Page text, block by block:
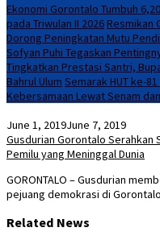
Ekonomi Gorontalo Tumbuh
pada Triwulan II 2026Resmikan
Dorong Peningkatan Mutu
Sofyan Puhi Tegaskan
Tingkatkan Prestasi Santri,
Bahrul Ulum Semarak HUT ke-
Kebersamaan Lewat Senam
June 1, 2019June 7, 2019
Gusdurian Gorontalo Serahkan
Pemilu yang Meninggal Dunia
GORONTALO – Gusdurian
pejuang demokrasi di
Related News